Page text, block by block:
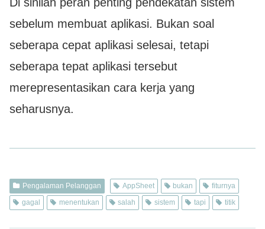
Di sinilah peran penting pendekatan sistem
sebelum membuat aplikasi. Bukan soal
seberapa cepat aplikasi selesai, tetapi
seberapa tepat aplikasi tersebut
merepresentasikan cara kerja yang
seharusnya.
Pengalaman Pelanggan AppSheet bukan
fiturnya
gagal
menentukan salah sistem tapi titik